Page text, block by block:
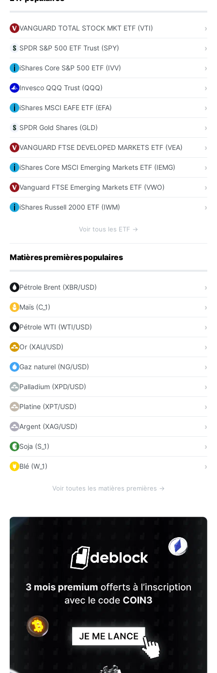
VANGUARD TOTAL STOCK MKT ETF (VTI)
SPDR S&P 500 ETF Trust (SPY)
iShares Core S&P 500 ETF (IVV)
Invesco QQQ Trust (QQQ)
iShares MSCI EAFE ETF (EFA)
SPDR Gold Shares (GLD)
VANGUARD FTSE DEVELOPED MARKETS ETF (VEA)
iShares Core MSCI Emerging Markets ETF (IEMG)
Vanguard FTSE Emerging Markets ETF (VWO)
iShares Russell 2000 ETF (IWM)
Voir tous les ETF →
Matières premières populaires
Pétrole Brent (XBR/USD)
Maïs (C_1)
Pétrole WTI (WTI/USD)
Or (XAU/USD)
Gaz naturel (NG/USD)
Palladium (XPD/USD)
Platine (XPT/USD)
Argent (XAG/USD)
Soja (S_1)
Blé (W_1)
Voir toutes les matières premières →